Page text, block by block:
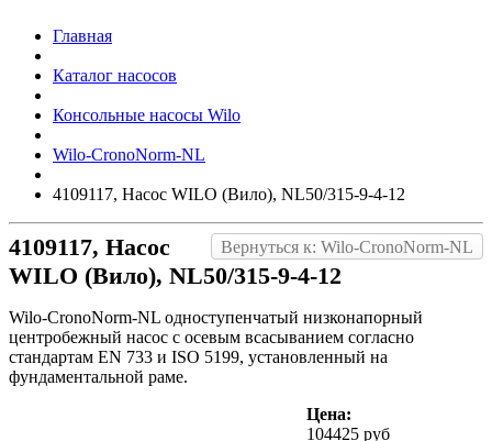
Главная
Каталог насосов
Консольные насосы Wilo
Wilo-CronoNorm-NL
4109117, Насос WILO (Вило), NL50/315-9-4-12
Вернуться к: Wilo-CronoNorm-NL
4109117, Насос
WILO (Вило), NL50/315-9-4-12
Wilo-CronoNorm-NL одноступенчатый низконапорный
центробежный насос с осевым всасыванием согласно
стандартам EN 733 и ISO 5199, установленный на
фундаментальной раме.
Цена:
104425 руб